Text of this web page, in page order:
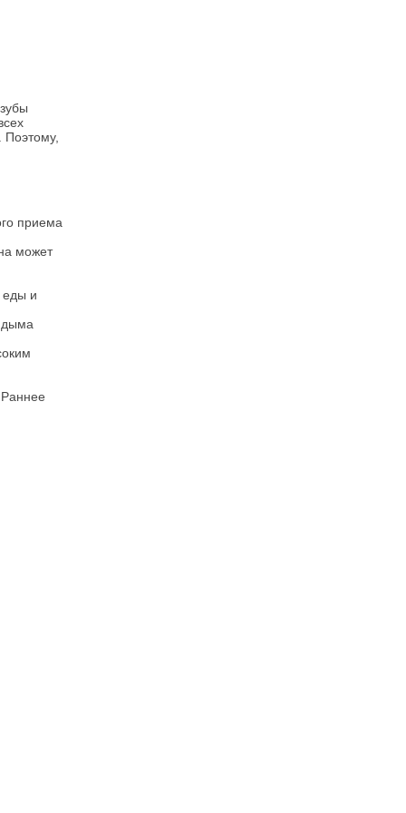
Поэтому,
приема
может
еды и
дыма